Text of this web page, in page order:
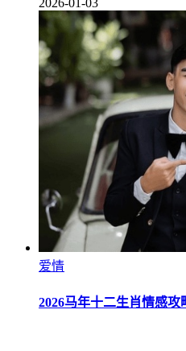
爱情
2026马年十二生肖情感攻